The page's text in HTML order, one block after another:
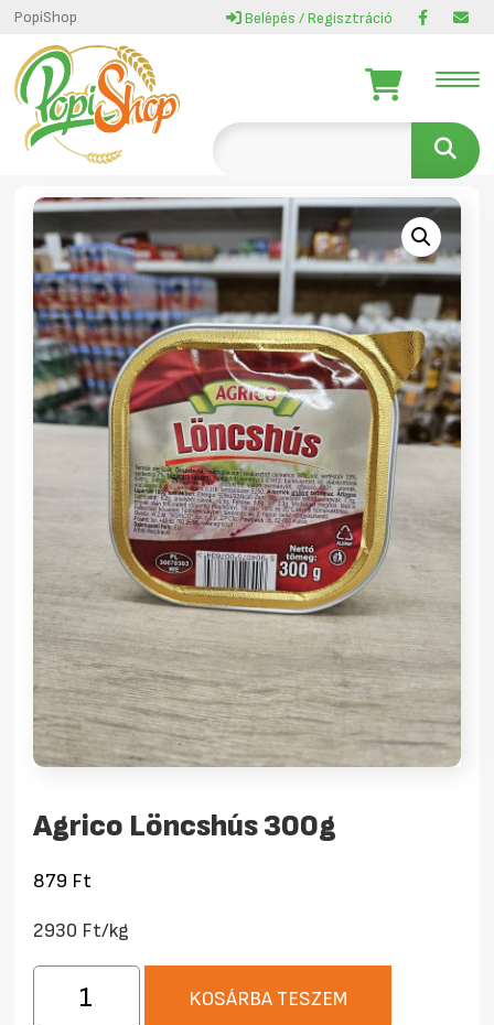
PopiShop Belépés / Regisztráció
Agrico Löncshús 300g
879 Ft
2930 Ft/kg
Löncshús
KOSÁRBA TESZEM